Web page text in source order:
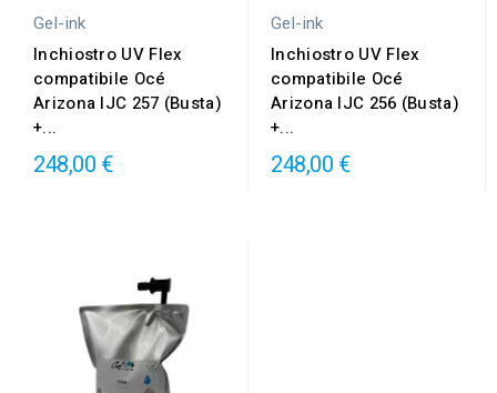
Gel-ink
Inchiostro UV Flex
compatibile Océ
Arizona IJC 257 (Busta)
+...
248,00 €
Gel-ink
Inchiostro UV Flex
compatibile Océ
Arizona IJC 256 (Busta)
+...
248,00 €